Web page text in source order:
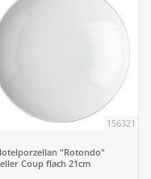
156321
"Rotondo"
Coup flach 21cm